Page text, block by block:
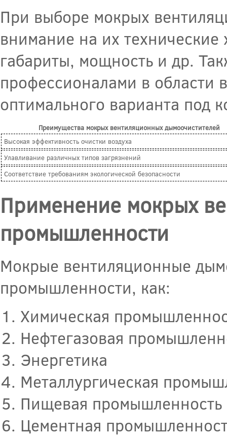
При выборе мокрых
внимание на их технические
габариты, мощность и др.
профессионалами в области
оптимального варианта под
Преимущества мокрых вентиляционных дымоочистителей
Высокая эффективность очистки воздуха
Улавливание различных типов загрязнений
Соответствие требованиям экологической безопасности
Применение мокрых
промышленности
Мокрые вентиляционные
промышленности, как:
Химическая
Нефтегазовая
Энергетика
Металлургическая
Пищевая промышленность
Цементная